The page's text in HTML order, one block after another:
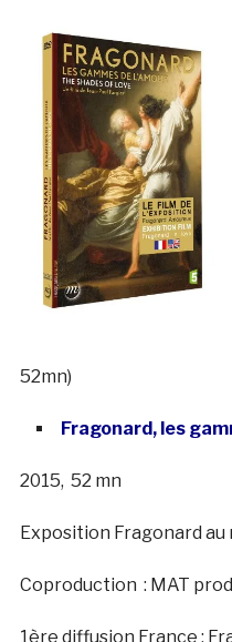
52mn)
Fragonard, les
2015, 52 mn
Exposition Fragonard au
Coproduction : MAT
1ère diffusion France :